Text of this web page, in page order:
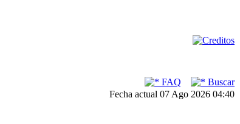
FAQ
Buscar
Fecha actual 07 Ago 2026 04:40